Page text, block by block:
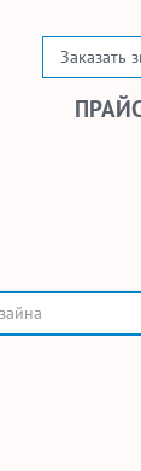
Заказать